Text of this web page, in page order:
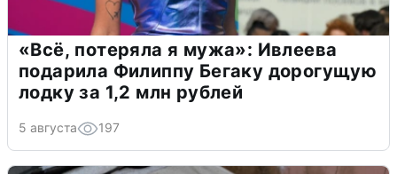
«Всё, потеряла я мужа»: Ивлеева
подарила Филиппу Бегаку дорогущую
лодку за 1,2 млн рублей
5 августа 197